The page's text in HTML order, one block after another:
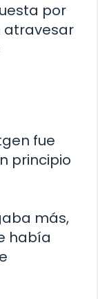
por
atravesar
fue
principio
más,
había